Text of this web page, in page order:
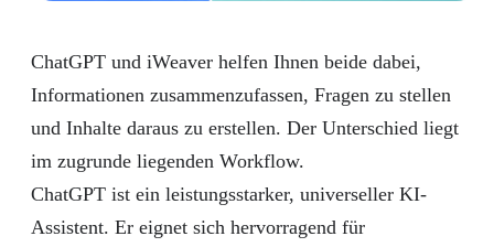
ChatGPT und iWeaver helfen Ihnen beide dabei,
Informationen zusammenzufassen, Fragen zu stellen
und Inhalte daraus zu erstellen. Der Unterschied liegt
im zugrunde liegenden Workflow.
ChatGPT ist ein leistungsstarker, universeller KI-
Assistent. Er eignet sich hervorragend für